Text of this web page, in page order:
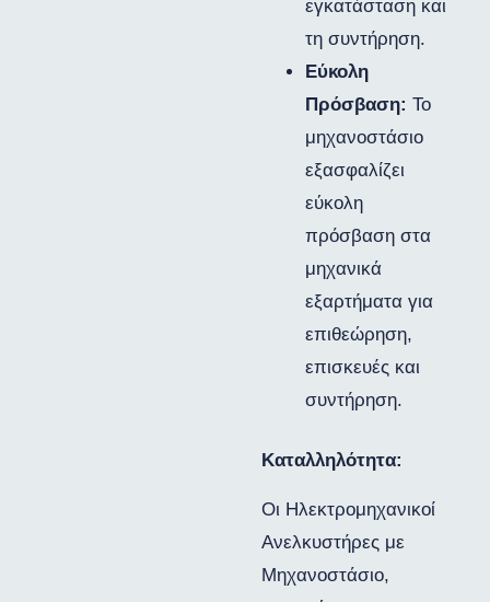
εγκατάσταση και
τη συντήρηση.
Εύκολη
Πρόσβαση: Το
μηχανοστάσιο
εξασφαλίζει
εύκολη
πρόσβαση στα
μηχανικά
εξαρτήματα για
επιθεώρηση,
επισκευές και
συντήρηση.
Καταλληλότητα:
Οι Ηλεκτρομηχανικοί
Ανελκυστήρες με
Μηχανοστάσιο,